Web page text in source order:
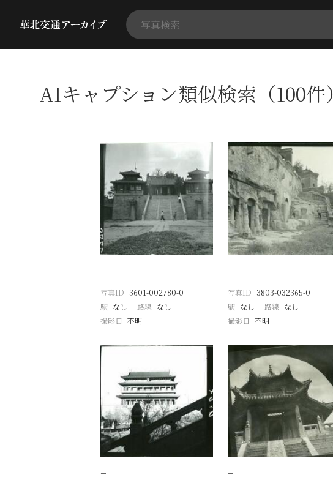
AIキャプション類似検索（100件）
−
写真ID 3601-002780-0
駅 なし 路線 なし
撮影日 不明
−
写真ID 3803-032365-0
駅 なし 路線 なし
撮影日 不明
− −